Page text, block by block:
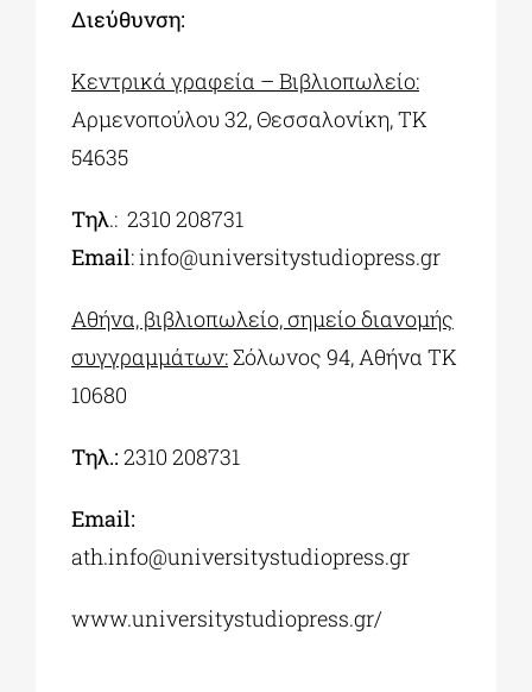
Διεύθυνση:
Κεντρικά γραφεία – Βιβλιοπωλείο:
Αρμενοπούλου 32, Θεσσαλονίκη, ΤΚ
54635
Τηλ.: 2310 208731
Εmail:info@universitystudiopress.gr
Αθήνα, βιβλιοπωλείο, σημείο διανομής
συγγραμμάτων:Σόλωνος 94, Αθήνα ΤΚ
10680
Τηλ.: 2310 208731
Email:
ath.info@universitystudiopress.gr
www.universitystudiopress.gr/